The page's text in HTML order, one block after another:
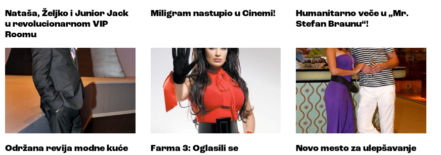
Nataša, Željko i Junior Jack
u revolucionarnom VIP
Roomu
Miligram nastupio u Cinemi!
Humanitarno veče u „Mr.
Stefan Braunu“!
Održana revija modne kuće
Farma 3: Oglasili se
Novo mesto za ulepšavanje